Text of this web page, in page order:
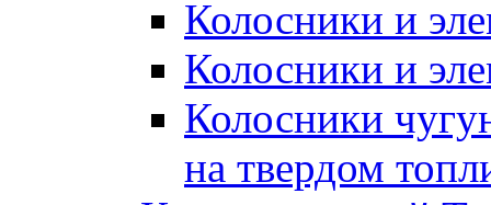
Колосники и
Колосники и
Колосники
на твердом